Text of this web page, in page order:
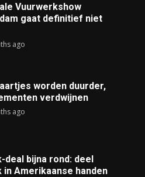
Vuurwerkshow
gaat definitief niet
ago
worden duurder,
verdwijnen
ago
deal bijna rond: deel
in Amerikaanse handen